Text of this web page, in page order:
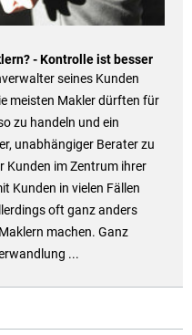
- Kontrolle ist besser
seines Kunden
meisten Makler dürften für
zu handeln und ein
unabhängiger Berater zu
Kunden im Zentrum ihrer
Kunden in vielen Fällen
oft ganz anders
machen. Ganz
...